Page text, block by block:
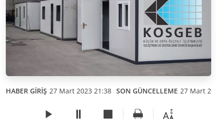
HABER GİRİŞ 27 Mart 2023 21:38 SON GÜNCELLEME 27 Mart